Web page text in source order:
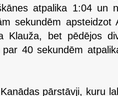
atpalika 1:04 un
sekundēm apsteidzot
Klauža, bet pēdējos
40 sekundēm
pārstāvji, kuru